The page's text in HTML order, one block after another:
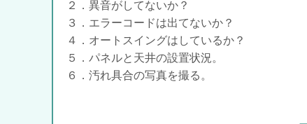
２．異音がしてないか？
３．エラーコードは出てないか？
４．オートスイングはしているか？
５．パネルと天井の設置状況。
６．汚れ具合の写真を撮る。